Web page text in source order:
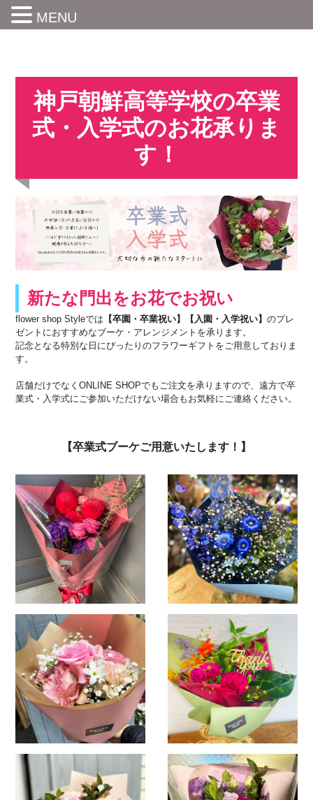
神戸朝鮮高等学校の卒業
式・入学式のお花承りま
す！
新たな門出をお花でお祝い
flower shop Styleでは 【卒園・卒業祝い】【入園・入学祝い】のプレ
ゼントにおすすめなブーケ・アレンジメントを承ります。
記念となる特別な日にぴったりのフラワーギフトをご用意しておりま
す。
店舗だけでなくONLINE SHOPでもご注文を承りますので、遠方で卒
業式・入学式にご参加いただけない場合もお気軽にご連絡ください。
【卒業式ブーケご用意いたします！】
MENU